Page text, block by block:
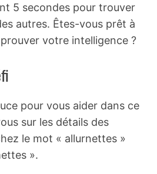
5 secondes pour trouver
autres. Êtes-vous prêt à
votre intelligence ?
pour vous aider dans ce
sur les détails des
le mot « allurnettes »
».